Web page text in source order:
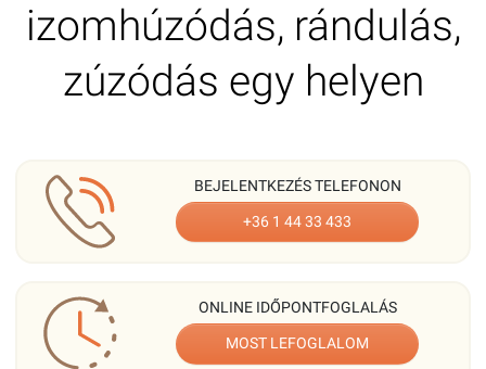
izomhúzódás, rándulás,
zúzódás egy helyen
BEJELENTKEZÉS TELEFONON
+36 1 44 33 433
ONLINE IDŐPONTFOGLALÁS
MOST LEFOGLALOM